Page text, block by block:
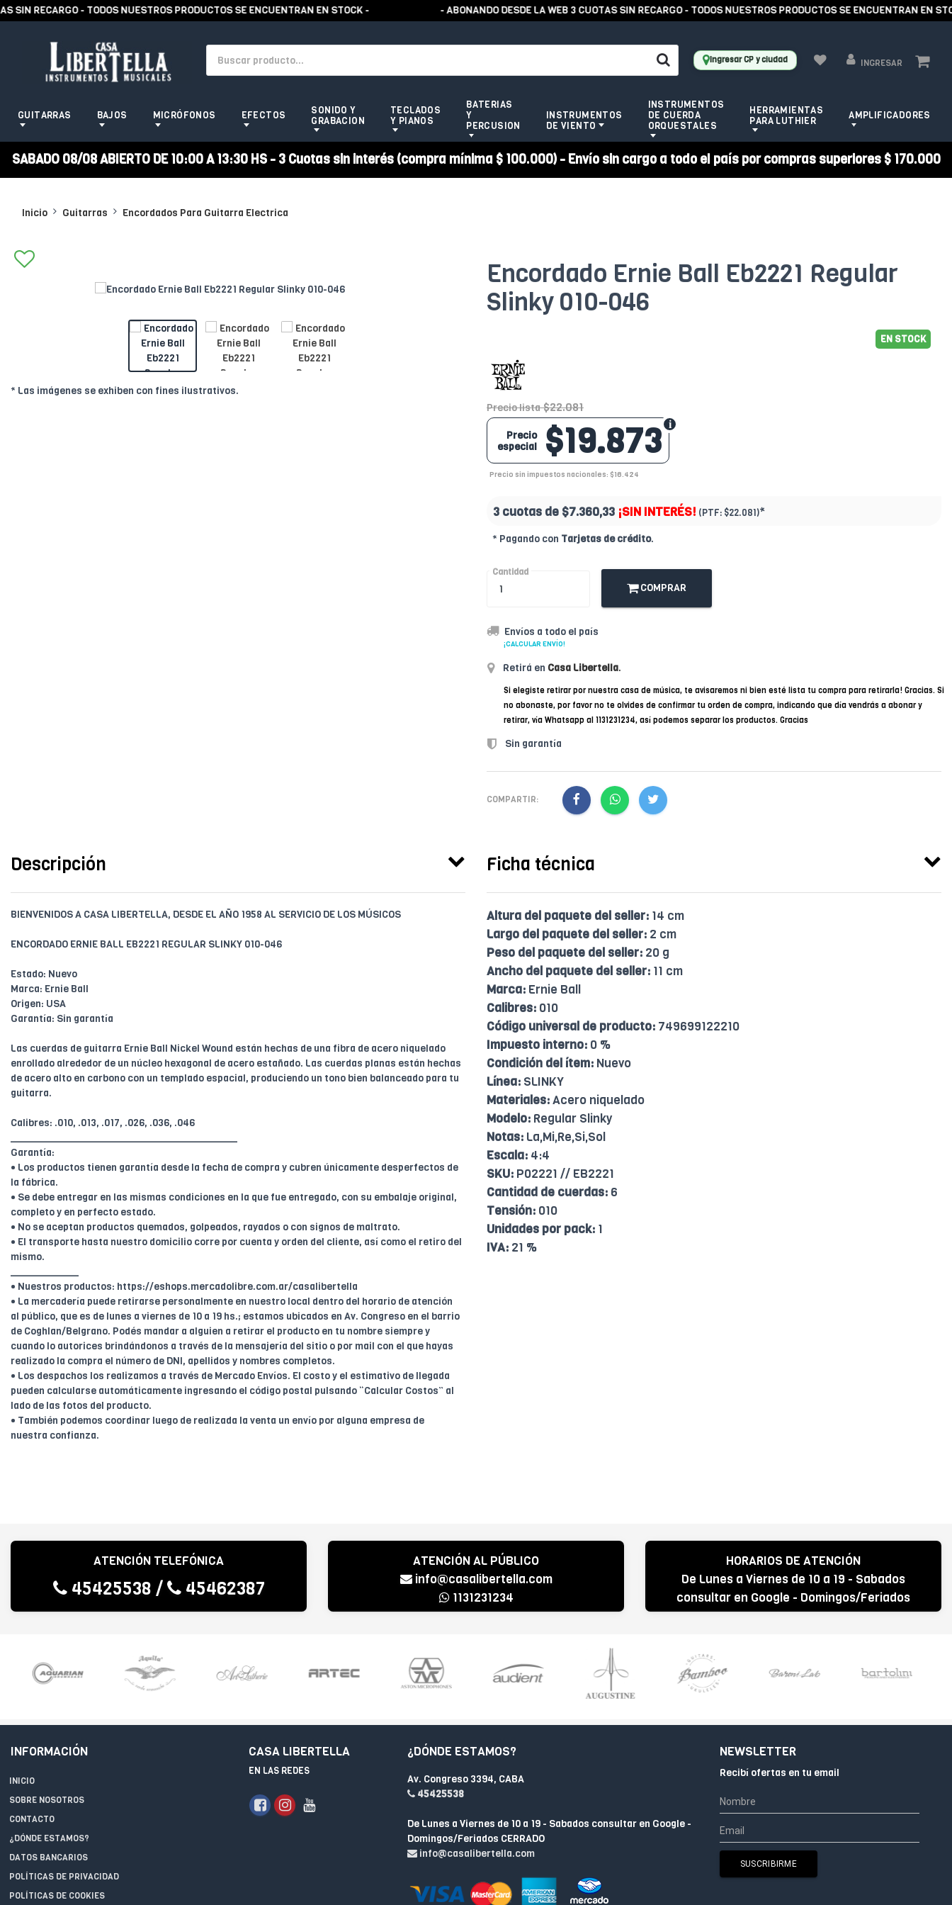
RECARGO - TODOS NUESTROS PRODUCTOS SE ENCUENTRAN EN STOCK - - ABONANDO DESDE LA WEB 3 CUOTAS SIN RECARGO - TODOS NUESTROS PRODUCTOS SE ENCUENTRAN EN STOCK -
Ingresar CP y ciudad INGRESAR
GUITARRAS BAJOS MICRÓFONOS EFECTOS
SONIDO Y
GRABACION
TECLADOS
Y PIANOS
BATERIAS
Y
PERCUSION
INSTRUMENTOS
DE VIENTO
INSTRUMENTOS
DE CUERDA
ORQUESTALES
HERRAMIENTAS
PARA LUTHIER
AMPLIFICADORES
SABADO 08/08 ABIERTO DE 10:00 A 13:30 HS - 3 Cuotas sin interés (compra mínima $ 100.000) - Envío sin cargo a todo el país por compras superiores $ 170.000
Inicio Guitarras Encordados Para Guitarra Electrica
* Las imágenes se exhiben con fines ilustrativos.
Encordado Ernie Ball Eb2221 Regular
Slinky 010-046
EN STOCK
Precio lista $22.081
$19.873
Precio
especial
Precio sin impuestos nacionales: $16.424
3 cuotas de $7.360,33 ¡SIN INTERÉS! (PTF: $22.081)*
* Pagando con Tarjetas de crédito.
Cantidad
COMPRAR
Envíos a todo el país
¡CALCULAR ENVÍO!
Retirá en Casa Libertella.
Si elegiste retirar por nuestra casa de música, te avisaremos ni bien esté lista tu compra para retirarla! Gracias. Si
no abonaste, por favor no te olvides de confirmar tu orden de compra, indicando que día vendrás a abonar y
retirar, vía Whatsapp al 1131231234, así podemos separar los productos. Gracias
Sin garantía
COMPARTIR:
Descripción
BIENVENIDOS A CASA LIBERTELLA, DESDE EL AÑO 1958 AL SERVICIO DE LOS MÚSICOS
ENCORDADO ERNIE BALL EB2221 REGULAR SLINKY 010-046
Estado: Nuevo
Marca: Ernie Ball
Origen: USA
Garantía: Sin garantía
Las cuerdas de guitarra Ernie Ball Nickel Wound están hechas de una fibra de acero niquelado
enrollado alrededor de un núcleo hexagonal de acero estañado. Las cuerdas planas están hechas
de acero alto en carbono con un templado espacial, produciendo un tono bien balanceado para tu
guitarra.
Calibres: .010, .013, .017, .026, .036, .046
Garantía:
• Los productos tienen garantía desde la fecha de compra y cubren únicamente desperfectos de
la fábrica.
• Se debe entregar en las mismas condiciones en la que fue entregado, con su embalaje original,
completo y en perfecto estado.
• No se aceptan productos quemados, golpeados, rayados o con signos de maltrato.
• El transporte hasta nuestro domicilio corre por cuenta y orden del cliente, así como el retiro del
mismo.
• Nuestros productos: https://eshops.mercadolibre.com.ar/casalibertella
• La mercadería puede retirarse personalmente en nuestro local dentro del horario de atención
al público, que es de lunes a viernes de 10 a 19 hs.; estamos ubicados en Av. Congreso en el barrio
de Coghlan/Belgrano. Podés mandar a alguien a retirar el producto en tu nombre siempre y
cuando lo autorices brindándonos a través de la mensajería del sitio o por mail con el que hayas
realizado la compra el número de DNI, apellidos y nombres completos.
• Los despachos los realizamos a través de Mercado Envíos. El costo y el estimativo de llegada
pueden calcularse automáticamente ingresando el código postal pulsando “Calcular Costos” al
lado de las fotos del producto.
• También podemos coordinar luego de realizada la venta un envío por alguna empresa de
nuestra confianza.
Ficha técnica
Altura del paquete del seller: 14 cm
Largo del paquete del seller: 2 cm
Peso del paquete del seller: 20 g
Ancho del paquete del seller: 11 cm
Marca: Ernie Ball
Calibres: 010
Código universal de producto: 749699122210
Impuesto interno: 0 %
Condición del ítem: Nuevo
Línea: SLINKY
Materiales:Acero niquelado
Modelo: Regular Slinky
Notas: La,Mi,Re,Si,Sol
Escala: 4:4
SKU: P02221 // EB2221
Cantidad de cuerdas: 6
Tensión: 010
Unidades por pack: 1
IVA: 21 %
ATENCIÓN TELEFÓNICA
45425538 / 45462387
ATENCIÓN AL PÚBLICO
info@casalibertella.com
1131231234
HORARIOS DE ATENCIÓN
De Lunes a Viernes de 10 a 19 - Sabados
consultar en Google - Domingos/Feriados
CERRADO
INFORMACIÓN
INICIO
SOBRE NOSOTROS
CONTACTO
¿DÓNDE ESTAMOS?
DATOS BANCARIOS
POLÍTICAS DE PRIVACIDAD
POLÍTICAS DE COOKIES
CASA LIBERTELLA
EN LAS REDES
¿DÓNDE ESTAMOS?
Av. Congreso 3394, CABA
45425538
De Lunes a Viernes de 10 a 19 - Sabados consultar en Google -
Domingos/Feriados CERRADO
info@casalibertella.com
NEWSLETTER
Recibí ofertas en tu email